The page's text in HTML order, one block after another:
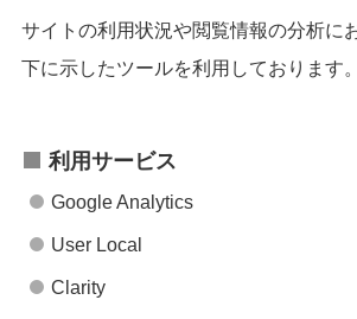
サイトの利用状況や閲覧情報の分析に
下に示したツールを利用しております。
利用サービス
Google Analytics
User Local
Clarity